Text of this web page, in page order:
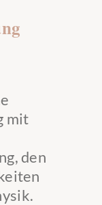
mit
den